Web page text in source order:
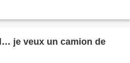
je veux un camion de